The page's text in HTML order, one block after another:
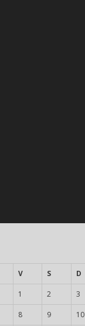
V S D
1 2 3
8 9 10